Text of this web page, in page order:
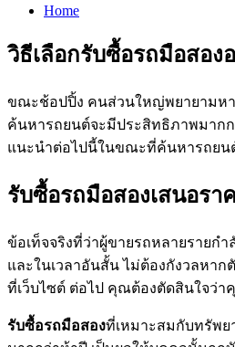
Home
วิธีเลือกรับซื้อรถมือสอ
ขณะช้อปปิ้ง คนส่วนใหญ่พยายามห
ค้นหารถยนต์จะมีประสิทธิภาพมาก
แนะนำต่อไปนี้ในขณะที่ค้นหารถยน
รับซื้อรถมือสองเสนอรา
ข้อเท็จจริงที่ว่าผู้ขายรถหลายราย
และในเวลาอันสั้น ไม่ต้องกังวลหา
ที่เว็บไซต์ ต่อไป คุณต้องตัดสินใจว่
รับซื้อรถมือสองที่เหมาะสมกับทรัพย